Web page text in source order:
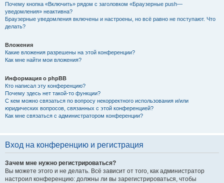
Почему кнопка «Включить» рядом с заголовком «Браузерные push—
уведомления» неактивна?
Браузерные уведомления включены и настроены, но всё равно не поступают. Что
делать?
Вложения
Какие вложения разрешены на этой конференции?
Как мне найти мои вложения?
Информация о phpBB
Кто написал эту конференцию?
Почему здесь нет такой-то функции?
С кем можно связаться по вопросу некорректного использования и/или
юридических вопросов, связанных с этой конференцией?
Как мне связаться с администратором конференции?
Вход на конференцию и регистрация
Зачем мне нужно регистрироваться?
Вы можете этого и не делать. Всё зависит от того, как администратор
настроил конференцию: должны ли вы зарегистрироваться, чтобы